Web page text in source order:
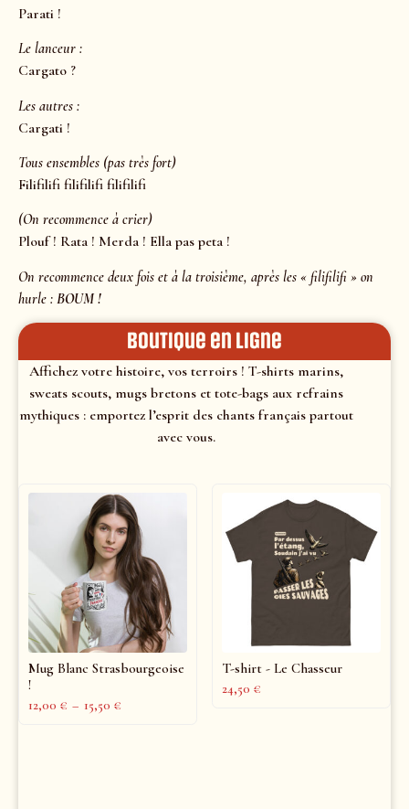
Parati !
Le lanceur :
Cargato ?
Les autres :
Cargati !
Tous ensembles (pas très fort)
Filifilifi filifilifi filifilifi
(On recommence à crier)
Plouf ! Rata ! Merda ! Ella pas peta !
On recommence deux fois et à la troisième, après les « filifilifi » on
hurle : BOUM !
Boutique en ligne
Affichez votre histoire, vos terroirs ! T-shirts marins,
sweats scouts, mugs bretons et tote-bags aux refrains
mythiques : emportez l’esprit des chants français partout
avec vous.
Mug Blanc Strasbourgeoise
!
12,00 € – 15,50 €
T-shirt - Le Chasseur
24,50 €